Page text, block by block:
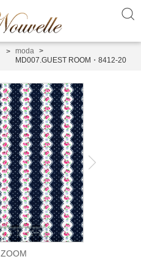
moda
MD007.GUEST ROOM・8412-20
ZOOM